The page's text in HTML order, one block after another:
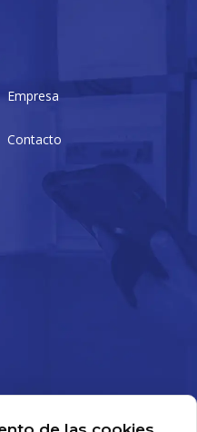
Empresa
Contacto